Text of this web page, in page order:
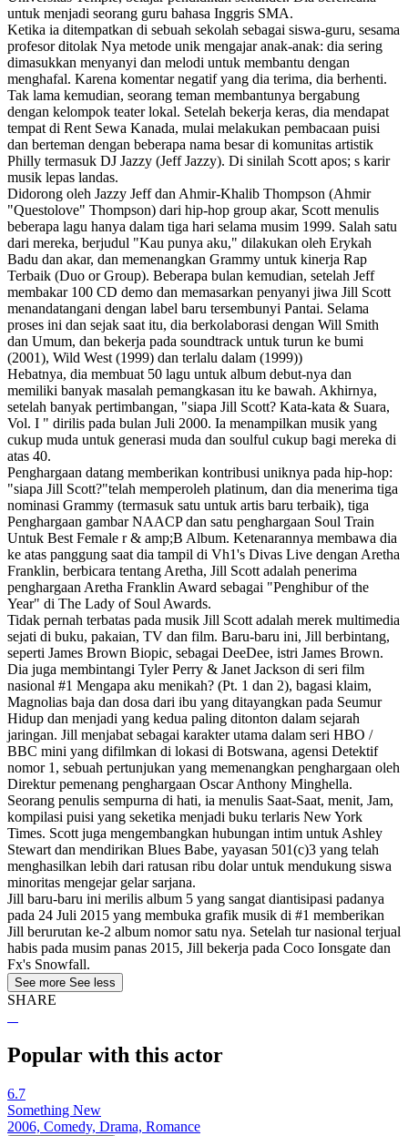
untuk menjadi seorang guru bahasa Inggris SMA.
Ketika ia ditempatkan di sebuah sekolah sebagai siswa-guru, sesama
profesor ditolak Nya metode unik mengajar anak-anak: dia sering
dimasukkan menyanyi dan melodi untuk membantu dengan
menghafal. Karena komentar negatif yang dia terima, dia berhenti.
Tak lama kemudian, seorang teman membantunya bergabung
dengan kelompok teater lokal. Setelah bekerja keras, dia mendapat
tempat di Rent Sewa Kanada, mulai melakukan pembacaan puisi
dan berteman dengan beberapa nama besar di komunitas artistik
Philly termasuk DJ Jazzy (Jeff Jazzy). Di sinilah Scott apos; s karir
musik lepas landas.
Didorong oleh Jazzy Jeff dan Ahmir-Khalib Thompson (Ahmir
"Questolove" Thompson) dari hip-hop group akar, Scott menulis
beberapa lagu hanya dalam tiga hari selama musim 1999. Salah satu
dari mereka, berjudul "Kau punya aku," dilakukan oleh Erykah
Badu dan akar, dan memenangkan Grammy untuk kinerja Rap
Terbaik (Duo or Group). Beberapa bulan kemudian, setelah Jeff
membakar 100 CD demo dan memasarkan penyanyi jiwa Jill Scott
menandatangani dengan label baru tersembunyi Pantai. Selama
proses ini dan sejak saat itu, dia berkolaborasi dengan Will Smith
dan Umum, dan bekerja pada soundtrack untuk turun ke bumi
(2001), Wild West (1999) dan terlalu dalam (1999))
Hebatnya, dia membuat 50 lagu untuk album debut-nya dan
memiliki banyak masalah pemangkasan itu ke bawah. Akhirnya,
setelah banyak pertimbangan, "siapa Jill Scott? Kata-kata & Suara,
Vol. I " dirilis pada bulan Juli 2000. Ia menampilkan musik yang
cukup muda untuk generasi muda dan soulful cukup bagi mereka di
atas 40.
Penghargaan datang memberikan kontribusi uniknya pada hip-hop:
"siapa Jill Scott?"telah memperoleh platinum, dan dia menerima tiga
nominasi Grammy (termasuk satu untuk artis baru terbaik), tiga
Penghargaan gambar NAACP dan satu penghargaan Soul Train
Untuk Best Female r & amp;B Album. Ketenarannya membawa dia
ke atas panggung saat dia tampil di Vh1's Divas Live dengan Aretha
Franklin, berbicara tentang Aretha, Jill Scott adalah penerima
penghargaan Aretha Franklin Award sebagai "Penghibur of the
Year" di The Lady of Soul Awards.
Tidak pernah terbatas pada musik Jill Scott adalah merek multimedia
sejati di buku, pakaian, TV dan film. Baru-baru ini, Jill berbintang,
seperti James Brown Biopic, sebagai DeeDee, istri James Brown.
Dia juga membintangi Tyler Perry & Janet Jackson di seri film
nasional #1 Mengapa aku menikah? (Pt. 1 dan 2), bagasi klaim,
Magnolias baja dan dosa dari ibu yang ditayangkan pada Seumur
Hidup dan menjadi yang kedua paling ditonton dalam sejarah
jaringan. Jill menjabat sebagai karakter utama dalam seri HBO /
BBC mini yang difilmkan di lokasi di Botswana, agensi Detektif
nomor 1, sebuah pertunjukan yang memenangkan penghargaan oleh
Direktur pemenang penghargaan Oscar Anthony Minghella.
Seorang penulis sempurna di hati, ia menulis Saat-Saat, menit, Jam,
kompilasi puisi yang seketika menjadi buku terlaris New York
Times. Scott juga mengembangkan hubungan intim untuk Ashley
Stewart dan mendirikan Blues Babe, yayasan 501(c)3 yang telah
menghasilkan lebih dari ratusan ribu dolar untuk mendukung siswa
minoritas mengejar gelar sarjana.
Jill baru-baru ini merilis album 5 yang sangat diantisipasi padanya
pada 24 Juli 2015 yang membuka grafik musik di #1 memberikan
Jill berurutan ke-2 album nomor satu nya. Setelah tur nasional terjual
habis pada musim panas 2015, Jill bekerja pada Coco Ionsgate dan
Fx's Snowfall.
See more See less
SHARE
Popular with this actor
6.7
Something New
2006, Comedy, Drama, Romance